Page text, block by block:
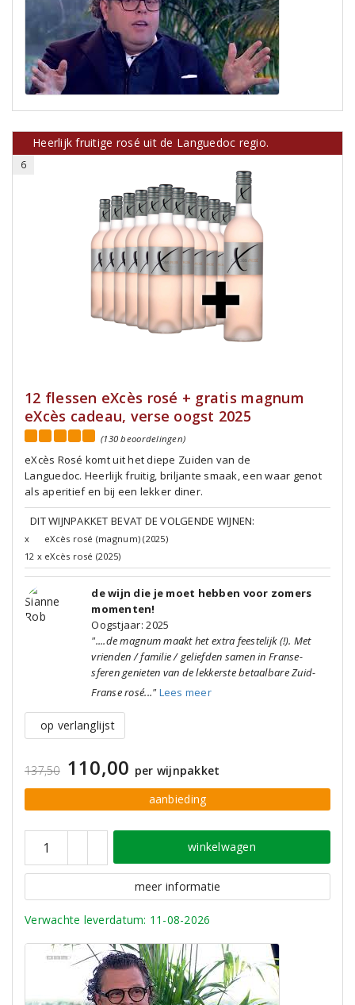
Heerlijk fruitige rosé uit de Languedoc regio.
6
12 flessen eXcès rosé + gratis magnum
eXcès cadeau, verse oogst 2025
(130 beoordelingen)
eXcès Rosé komt uit het diepe Zuiden van de
Languedoc. Heerlijk fruitig, briljante smaak, een waar genot
als aperitief en bij een lekker diner.
DIT WIJNPAKKET BEVAT DE VOLGENDE WIJNEN:
x
eXcès rosé (magnum) (2025)
12 x eXcès rosé (2025)
de wijn die je moet hebben voor zomers
momenten!
Oogstjaar: 2025
"....de magnum maakt het extra feestelijk (!). Met
vrienden / familie / geliefden samen in Franse-
sferen genieten van de lekkerste betaalbare Zuid-
Franse rosé..." Lees meer
op verlanglijst
137,50 110,00 per wijnpakket
aanbieding
winkelwagen
meer informatie
Verwachte leverdatum: 11-08-2026